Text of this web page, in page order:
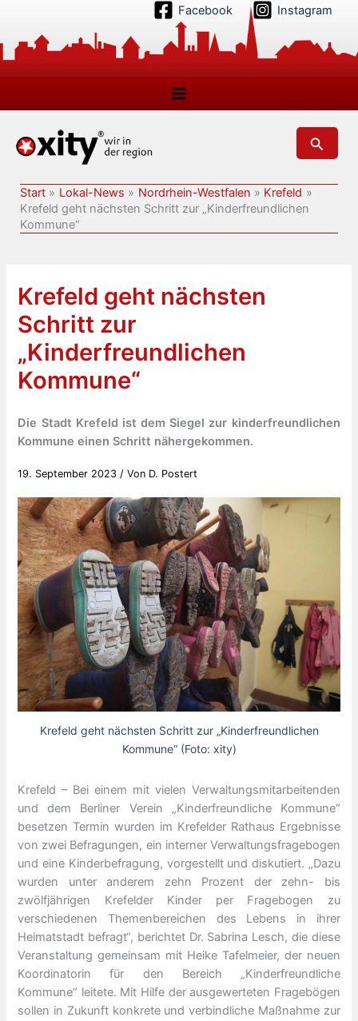
springen
Facebook Instagram
Suchen
Start Lokal-News Nordrhein-Westfalen
Krefeld
Krefeld geht nächsten Schritt zur „Kinderfreundlichen
Kommune“
Krefeld geht nächsten
Schritt zur
„Kinderfreundlichen
Kommune“
Die Stadt Krefeld ist dem Siegel zur kinderfreundlichen
Kommune einen Schritt nähergekommen.
19. September 2023 / Von D. Postert
Krefeld geht nächsten Schritt zur „Kinderfreundlichen
Kommune“ (Foto: xity)
Krefeld – Bei einem mit vielen Verwaltungsmitarbeitenden
und dem Berliner Verein „Kinderfreundliche Kommune“
besetzen Termin wurden im Krefelder Rathaus Ergebnisse
von zwei Befragungen, ein interner Verwaltungsfragebogen
und eine Kinderbefragung, vorgestellt und diskutiert. „Dazu
wurden unter anderem zehn Prozent der zehn- bis
zwölfjährigen Krefelder Kinder per Fragebogen zu
verschiedenen Themenbereichen des Lebens in ihrer
Heimatstadt befragt“, berichtet Dr. Sabrina Lesch, die diese
Veranstaltung gemeinsam mit Heike Tafelmeier, der neuen
Koordinatorin für den Bereich „Kinderfreundliche
Kommune“ leitete. Mit Hilfe der ausgewerteten Fragebögen
sollen in Zukunft konkrete und verbindliche Maßnahme zur